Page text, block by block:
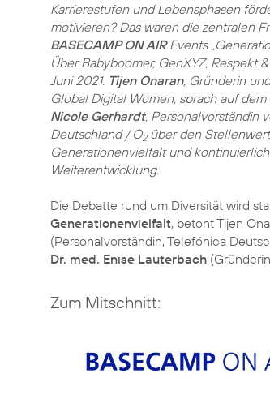
Karrierestufen und Lebensphasen
motivieren? Das waren die zentralen
BASECAMP ON AIREvents
Über Babyboomer, GenXYZ, Respekt &
Juni 2021. Tijen Onaran, Gründerin
Global Digital Women, sprach auf dem
Nicole Gerhardt, Personalvorständin
Deutschland / O2über den
Generationenvielfalt und
Weiterentwicklung.
Die Debatte rund um Diversität wird
Generationenvielfalt, betont Tijen
(Personalvorständin, Telefónica
Dr. med. Enise Lauterbach
Zum Mitschnitt: